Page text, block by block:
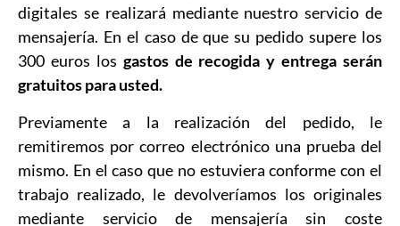
digitales se realizará mediante nuestro servicio de
mensajería. En el caso de que su pedido supere los
300 euros los gastos de recogida y entrega serán
gratuitos para usted.
Previamente a la realización del pedido, le
remitiremos por correo electrónico una prueba del
mismo. En el caso que no estuviera conforme con el
trabajo realizado, le devolveríamos los originales
mediante servicio de mensajería sin coste